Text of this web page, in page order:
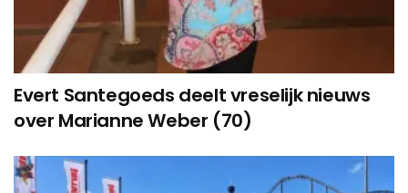
Evert Santegoeds deelt vreselijk nieuws
over Marianne Weber (70)